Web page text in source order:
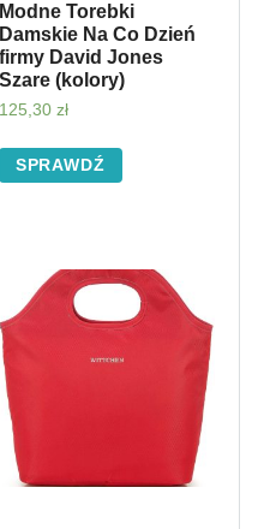
Modne Torebki
Damskie Na Co Dzień
firmy David Jones
Szare (kolory)
125,30 zł
SPRAWDŹ